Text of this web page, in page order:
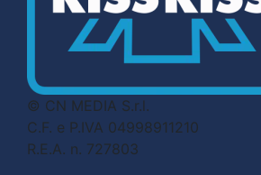
© CN MEDIA S.r.l.
C.F. e P.IVA 04998911210
R.E.A. n. 727803